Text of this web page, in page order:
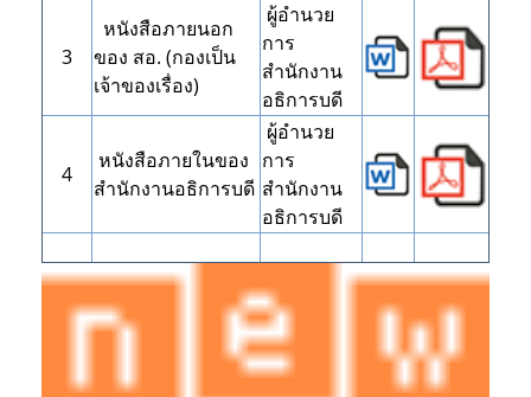
3
หนังสือภายนอก
ของ สอ. (กองเป็น
เจ้าของเรื่อง)
ผู้อำนวย
การ
สำนักงาน
อธิการบดี
4
หนังสือภายในของ
สำนักงานอธิการบดี
ผู้อำนวย
การ
สำนักงาน
อธิการบดี